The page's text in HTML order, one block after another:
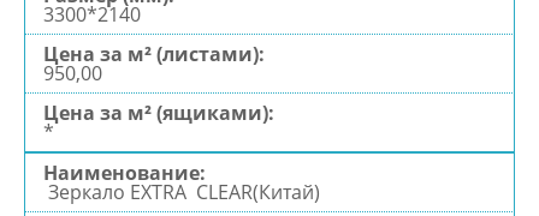
3300*2140
950,00
*
Зеркало EXTRA CLEAR(Китай)